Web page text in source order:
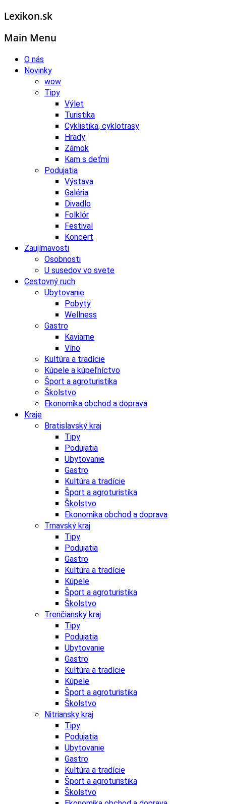
Lexikon.sk
Main Menu
O nás
Novinky
wow
Tipy
Výlet
Turistika
Cyklistika, cyklotrasy
Hrady
Zámok
Kam s deťmi
Podujatia
Výstava
Galéria
Divadlo
Folklór
Festival
Koncert
Zaujímavosti
Osobnosti
U susedov vo svete
Cestovný ruch
Ubytovanie
Pobyty
Wellness
Gastro
Kaviarne
Víno
Kultúra a tradície
Kúpele a kúpeľníctvo
Šport a agroturistika
Školstvo
Ekonomika obchod a doprava
Kraje
Bratislavský kraj
Tipy
Podujatia
Ubytovanie
Gastro
Kultúra a tradície
Šport a agroturistika
Školstvo
Ekonomika obchod a doprava
Trnavský kraj
Tipy
Podujatia
Gastro
Kultúra a tradície
Kúpele
Šport a agroturistika
Školstvo
Trenčiansky kraj
Tipy
Podujatia
Ubytovanie
Gastro
Kultúra a tradície
Kúpele
Šport a agroturistika
Školstvo
Nitriansky kraj
Tipy
Podujatia
Ubytovanie
Gastro
Kultúra a tradície
Šport a agroturistika
Školstvo